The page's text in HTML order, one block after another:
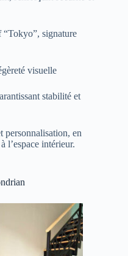
“Tokyo”, signature
visuelle
stabilité et
personnalisation, en
l’espace intérieur.